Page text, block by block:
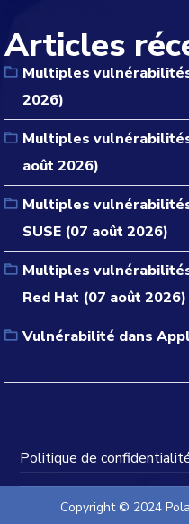
Articles
Multiples
2026)
Multiples
août 2026)
Multiples
SUSE (07 août 2026)
Multiples
Red Hat (07 août 2026)
Vulnérabilité dans
Politique de
Copyright © 2024